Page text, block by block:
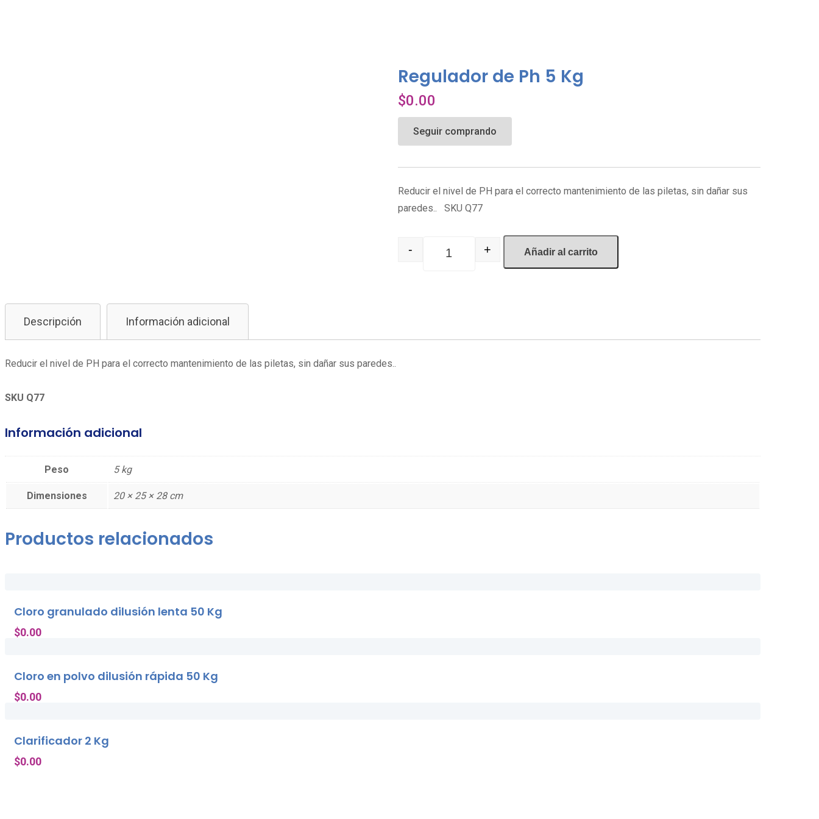
Regulador de Ph 5 Kg
$0.00
Seguir comprando
Reducir el nivel de PH para el correcto mantenimiento de las piletas, sin dañar sus
paredes.. SKU Q77
Quantity
- + Añadir al carrito
Descripción Información adicional
Reducir el nivel de PH para el correcto mantenimiento de las piletas, sin dañar sus paredes..
SKU Q77
Información adicional
Peso 5 kg
Dimensiones 20 × 25 × 28 cm
Productos relacionados
Cloro granulado dilusión lenta 50 Kg
$0.00
Cloro en polvo dilusión rápida 50 Kg
$0.00
Clarificador 2 Kg
$0.00